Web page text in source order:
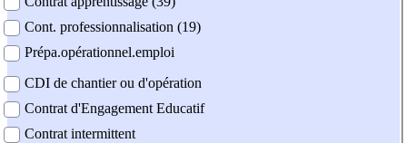
Cont. professionnalisation (19)
Prépa.opérationnel.emploi
CDI de chantier ou d'opération
Contrat d'Engagement Educatif
Contrat intermittent